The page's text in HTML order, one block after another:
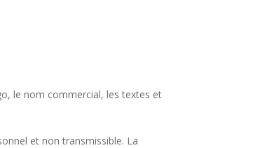
le nom commercial, les textes et
et non transmissible. La